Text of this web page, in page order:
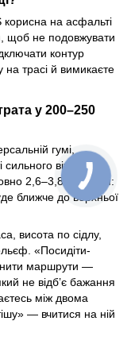
на асфальті
щоб не подовжувати
контур
трасі й вимикаєте
у 200–250
гумі,
вітру й з
2,6–3,8 л/100 км:
ближче до верхньої
висота по сідлу,
«Посидіти-
маршрути —
не відб’є бажання
між двома
— вчитися на ній